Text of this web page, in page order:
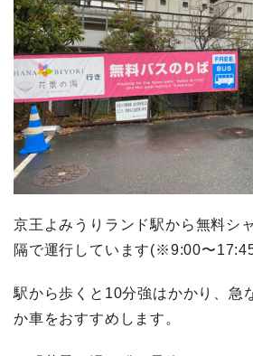
京王よみうりランド駅から無料シ
隔で運行しています(※9:00〜
駅から歩くと10分強はかかり、急
か車をおすすめします。